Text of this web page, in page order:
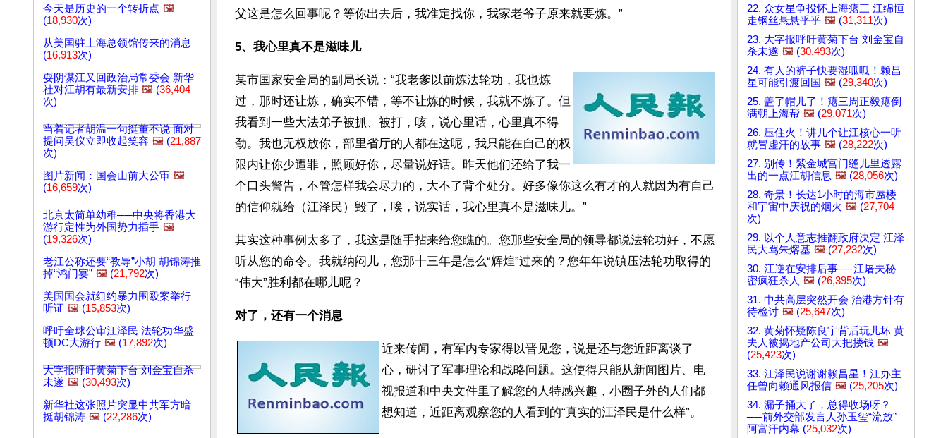
今天是历史的一个转折点 🖼️
(18,930次)
从美国驻上海总领馆传来的消息
(16,913次)
耍阴谋江又回政治局常委会 新华
社对江胡有最新安排 🖼️ (36,404
次)
当着记者胡温一句挺董不说 面对
提问吴仪立即收起笑容 🖼️ (21,887
次)
图片新闻：国会山前大公审 🖼️
(16,659次)
北京太简单幼稚──中央将香港大
游行定性为外国势力插手 🖼️
(19,326次)
老江公称还要“教导”小胡 胡锦涛推
掉“鸿门宴” 🖼️ (21,792次)
美国国会就纽约暴力围殴案举行
听证 🖼️ (15,853次)
呼吁全球公审江泽民 法轮功华盛
顿DC大游行 🖼️ (17,892次)
大字报呼吁黄菊下台 刘金宝自杀
未遂 🖼️ (30,493次)
新华社这张照片突显中共军方暗
挺胡锦涛 🖼️ (22,286次)
父这是怎么回事呢？等你出去后，我准定找你，我家老爷子原来就要炼。”
5、我心里真不是滋味儿
某市国家安全局的副局长说：“我老爹以前炼法轮功，我也炼
过，那时还让炼，确实不错，等不让炼的时候，我就不炼了。但
我看到一些大法弟子被抓、被打，咳，说心里话，心里真不得
劲。我也无权放你，部里省厅的人都在这呢，我只能在自己的权
限内让你少遭罪，照顾好你，尽量说好话。昨天他们还给了我一
个口头警告，不管怎样我会尽力的，大不了背个处分。好多像你这么有才的人就因为有自己
的信仰就给（江泽民）毁了，唉，说实话，我心里真不是滋味儿。”
其实这种事例太多了，我这是随手拈来给您瞧的。您那些安全局的领导都说法轮功好，不愿
听从您的命令。我就纳闷儿，您那十三年是怎么“辉煌”过来的？您年年说镇压法轮功取得的
“伟大”胜利都在哪儿呢？
对了，还有一个消息
近来传闻，有军内专家得以晋见您，说是还与您近距离谈了
心，研讨了军事理论和战略问题。这使得只能从新闻图片、电
视报道和中央文件里了解您的人特感兴趣，小圈子外的人们都
想知道，近距离观察您的人看到的“真实的江泽民是什么样”。
22. 众女星争投怀上海瘪三 江绵恒
走钢丝悬悬乎乎 🖼️ (31,311次)
23. 大字报呼吁黄菊下台 刘金宝自
杀未遂 🖼️ (30,493次)
24. 有人的裤子快要湿呱呱！赖昌
星可能引渡回国 🖼️ (29,340次)
25. 盖了帽儿了！瘪三周正毅瘪倒
满朝上海帮 🖼️ (29,071次)
26. 压住火！讲几个让江核心一听
就冒虚汗的故事 🖼️ (28,222次)
27. 别传！紫金城宫门缝儿里透露
出的一点江胡信息 🖼️ (28,056次)
28. 奇景！长达1小时的海市蜃楼
和宇宙中庆祝的烟火 🖼️ (27,704
次)
29. 以个人意志推翻政府决定 江泽
民大骂朱熔基 🖼️ (27,232次)
30. 江逆在安排后事──江屠夫秘
密疯狂杀人 🖼️ (26,395次)
31. 中共高层突然开会 治港方针有
待检讨 🖼️ (25,647次)
32. 黄菊怀疑陈良宇背后玩儿坏 黄
夫人被揭地产公司大把搂钱 🖼️
(25,423次)
33. 江泽民说谢谢赖昌星！江办主
任曾向赖通风报信 🖼️ (25,205次)
34. 漏子捅大了，总得收场呀？
──前外交部发言人孙玉玺“流放”
阿富汗内幕 (25,032次)